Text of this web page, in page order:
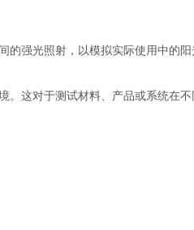
强光照射，以模拟实际使用中的阳
这对于测试材料、产品或系统在不